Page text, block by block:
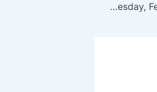
NYT Strands hints and answers for Wednesday, February 25 (game #724)